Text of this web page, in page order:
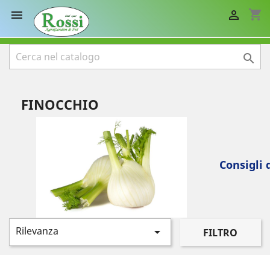
 shopping_cart


FINOCCHIO
Consigli
Rilevanza  FILTRO